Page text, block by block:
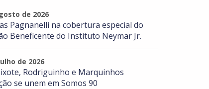
de 2026
Pagnanelli na cobertura especial do
Beneficente do Instituto Neymar Jr.
de 2026
Rodriguinho e Marquinhos
se unem em Somos 90